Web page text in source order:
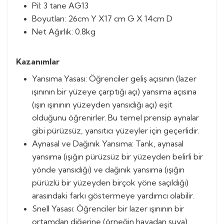
Pil: 3 tane AG13
Boyutları: 26cm Y X17 cm G X 14cm D
Net Ağırlık: 0.8kg
Kazanımlar
Yansıma Yasası: Öğrenciler geliş açısının (lazer
ışınının bir yüzeye çarptığı açı) yansıma açısına
(ışın ışınının yüzeyden yansıdığı açı) eşit
olduğunu öğrenirler. Bu temel prensip aynalar
gibi pürüzsüz, yansıtıcı yüzeyler için geçerlidir.
Aynasal ve Dağınık Yansıma: Tank, aynasal
yansıma (ışığın pürüzsüz bir yüzeyden belirli bir
yönde yansıdığı) ve dağınık yansıma (ışığın
pürüzlü bir yüzeyden birçok yöne saçıldığı)
arasındaki farkı göstermeye yardımcı olabilir.
Snell Yasası: Öğrenciler bir lazer ışınının bir
ortamdan diğerine (örneğin havadan suya)